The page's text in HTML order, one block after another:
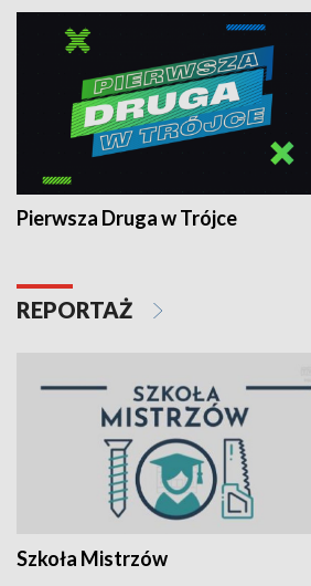
Pierwsza Druga w Trójce
REPORTAŻ
Szkoła Mistrzów